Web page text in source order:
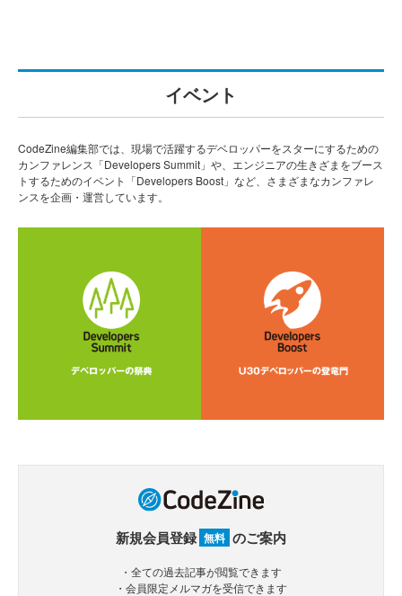
イベント
CodeZine編集部では、現場で活躍するデベロッパーをスターにするための
カンファレンス「Developers Summit」や、エンジニアの生きざまをブース
トするためのイベント「Developers Boost」など、さまざまなカンファレ
ンスを企画・運営しています。
新規会員登録 無料 のご案内
・全ての過去記事が閲覧できます
・会員限定メルマガを受信できます